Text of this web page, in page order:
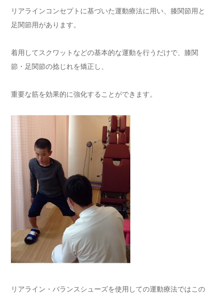
リアラインコンセプトに基づいた運動療法に用い、膝関節用と
足関節用があります。
着用してスクワットなどの基本的な運動を行うだけで、膝関
節・足関節の捻じれを矯正し、
重要な筋を効果的に強化することができます。
リアライン・バランスシューズを使用しての運動療法ではこの